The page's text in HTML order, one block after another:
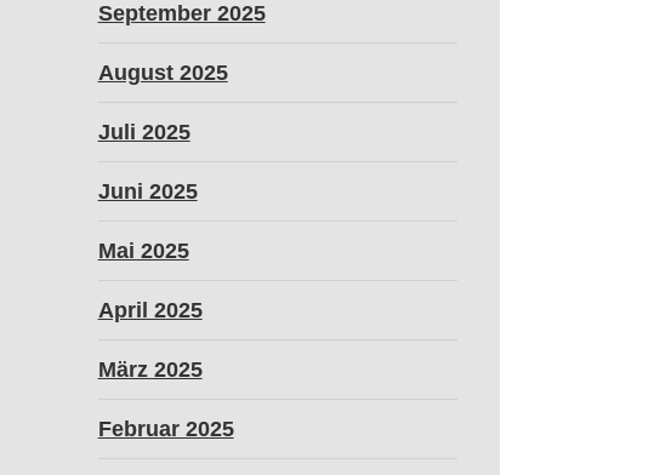
September 2025
August 2025
Juli 2025
Juni 2025
Mai 2025
April 2025
März 2025
Februar 2025